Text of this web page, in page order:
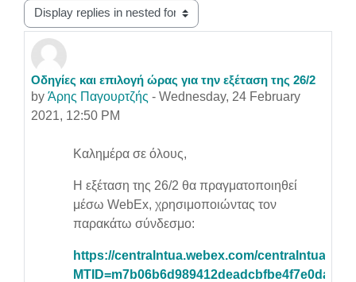
Display mode
Οδηγίες και επιλογή ώρας για την εξέταση της 26/2
by Άρης Παγουρτζής - Wednesday, 24 February
2021, 12:50 PM
Number of replies: 0
Καλημέρα σε όλους,
Η εξέταση της 26/2 θα πραγματοποιηθεί
μέσω WebEx, χρησιμοποιώντας τον
παρακάτω σύνδεσμο:
https://centralntua.webex.com/centralntua/
MTID=m7b06b6d989412deadcbfbe4f7e0da797